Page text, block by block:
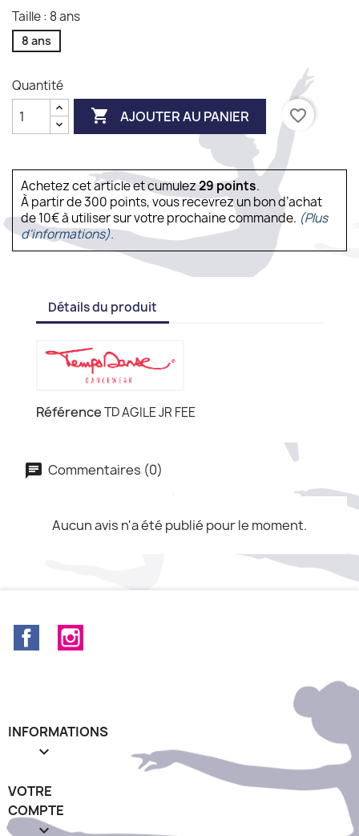
Taille : 8 ans
8 ans
Quantité
 AJOUTER AU PANIER favorite_border
Achetez cet article et cumulez29points.
À partir de 300 points, vous recevrez un bon d’achat
de 10€ à utiliser sur votre prochaine commande. (Plus
d'informations).
Détails du produit
RéférenceTD AGILE JR FEE
Commentaires (0)
Aucun avis n'a été publié pour le moment.
Facebook
INFORMATIONS

VOTRE
COMPTE
